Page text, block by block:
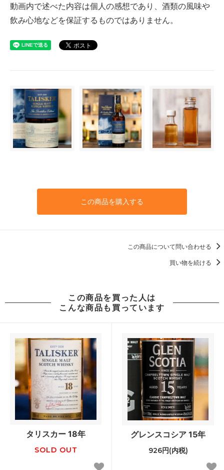
動画内で述べた内容は個人の感想であり、酒類の風味や
飲み心地などを保証するものではありません。
この商品を購入する
この商品について問い合わせる
買い物を続ける
この商品を買った人は
こんな商品も買っています
タリスカー 18年
SOLD OUT
グレンスコシア 15年
926円(内税)